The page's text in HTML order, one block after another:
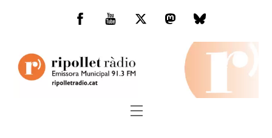
Facebook
You
TwitterMastodonBluesky
Menu